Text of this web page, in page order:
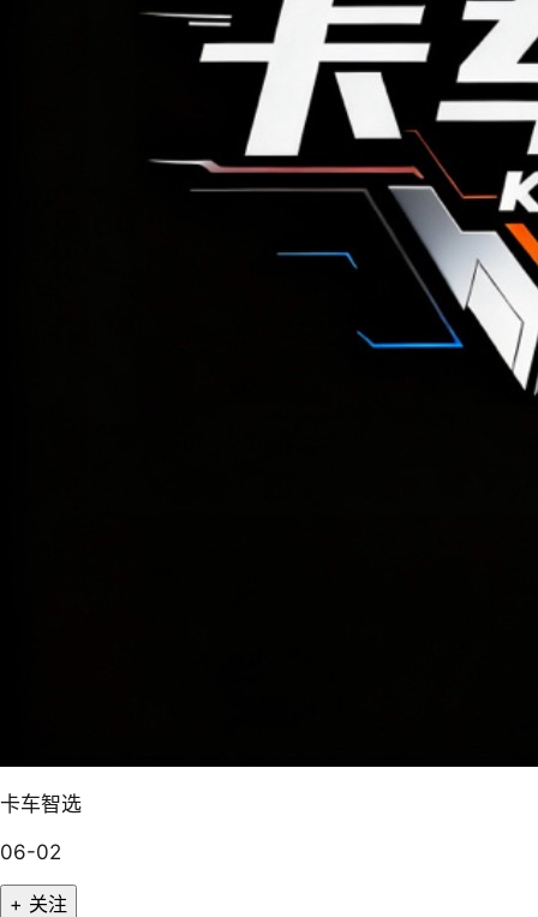
卡车智选
06-02
+ 关注